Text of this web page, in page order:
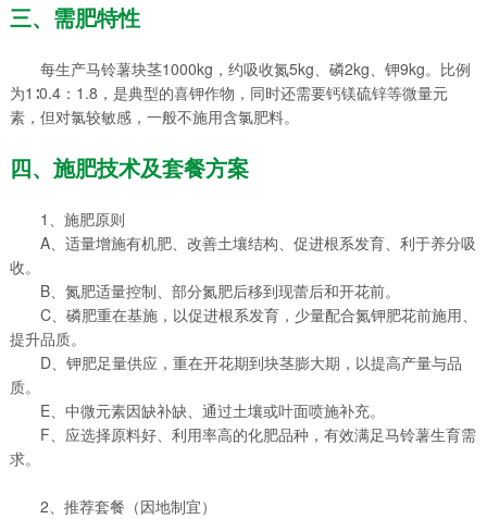
三、需肥特性
每生产马铃薯块茎1000kg，约吸收氮5kg、磷2kg、钾9kg。比例
为1∶0.4：1.8，是典型的喜钾作物，同时还需要钙镁硫锌等微量元
素，但对氯较敏感，一般不施用含氯肥料。
四、施肥技术及套餐方案
1、施肥原则
A、适量增施有机肥、改善土壤结构、促进根系发育、利于养分吸
收。
B、氮肥适量控制、部分氮肥后移到现蕾后和开花前。
C、磷肥重在基施，以促进根系发育，少量配合氮钾肥花前施用、
提升品质。
D、钾肥足量供应，重在开花期到块茎膨大期，以提高产量与品
质。
E、中微元素因缺补缺、通过土壤或叶面喷施补充。
F、应选择原料好、利用率高的化肥品种，有效满足马铃薯生育需
求。
2、推荐套餐（因地制宜）